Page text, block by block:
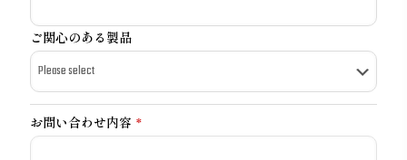
ご関心のある製品
お問い合わせ内容 *